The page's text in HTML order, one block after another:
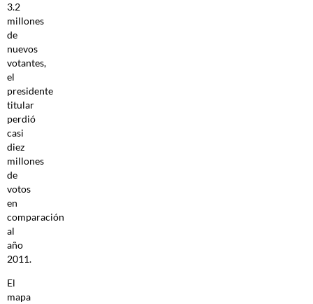
3.2
millones
de
nuevos
votantes,
el
presidente
titular
perdió
casi
diez
millones
de
votos
en
comparación
al
año
2011.
El
mapa